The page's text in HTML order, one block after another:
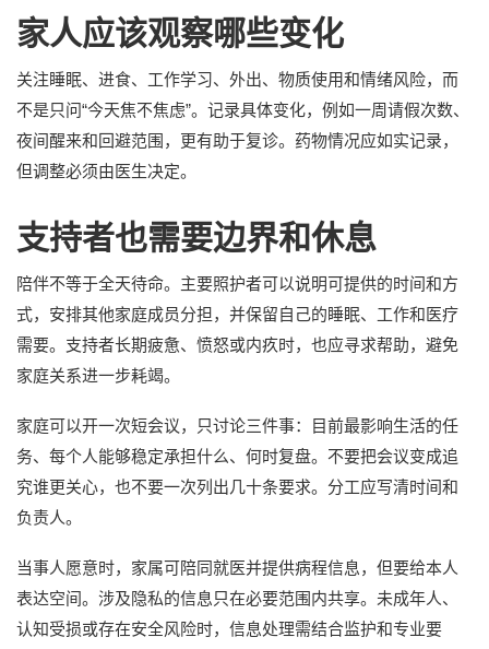
家人应该观察哪些变化
关注睡眠、进食、工作学习、外出、物质使用和情绪风险，而
不是只问“今天焦不焦虑”。记录具体变化，例如一周请假次数、
夜间醒来和回避范围，更有助于复诊。药物情况应如实记录，
但调整必须由医生决定。
支持者也需要边界和休息
陪伴不等于全天待命。主要照护者可以说明可提供的时间和方
式，安排其他家庭成员分担，并保留自己的睡眠、工作和医疗
需要。支持者长期疲惫、愤怒或内疚时，也应寻求帮助，避免
家庭关系进一步耗竭。
家庭可以开一次短会议，只讨论三件事：目前最影响生活的任
务、每个人能够稳定承担什么、何时复盘。不要把会议变成追
究谁更关心，也不要一次列出几十条要求。分工应写清时间和
负责人。
当事人愿意时，家属可陪同就医并提供病程信息，但要给本人
表达空间。涉及隐私的信息只在必要范围内共享。未成年人、
认知受损或存在安全风险时，信息处理需结合监护和专业要